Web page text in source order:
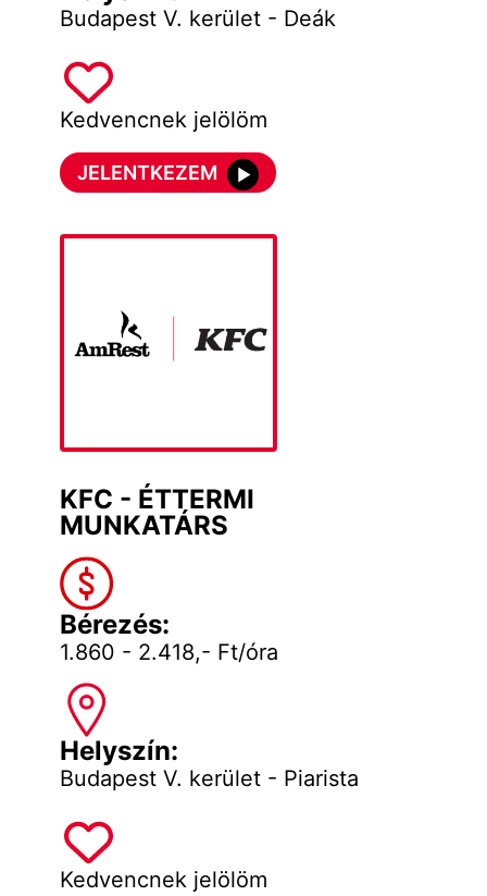
Budapest V. kerület - Deák
Kedvencnek jelölöm
JELENTKEZEM
KFC - ÉTTERMI
MUNKATÁRS
Bérezés:
1.860 - 2.418,- Ft/óra
Helyszín:
Budapest V. kerület - Piarista
Kedvencnek jelölöm